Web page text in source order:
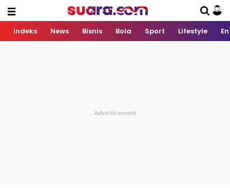
Indeks News Bisnis Bola Sport Lifestyle